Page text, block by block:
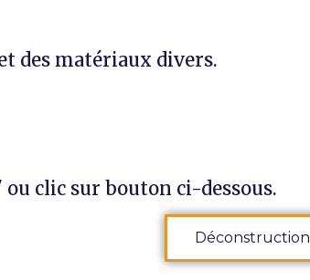
des matériaux divers.
clic sur bouton ci-dessous.
Déconstruction